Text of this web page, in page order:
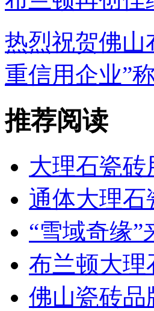
热烈祝贺佛山
重信用企业”
推荐阅读
大理石瓷
通体大理
“雪域奇缘
布兰顿大理
佛山瓷砖品